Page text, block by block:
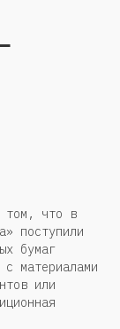
том, что в
поступили
бумаг
материалами
или